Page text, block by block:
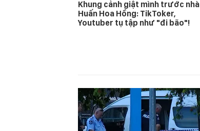
Khung cảnh giật mình trước nhà
Huấn Hoa Hồng: TikToker,
Youtuber tụ tập như "đi bão"!